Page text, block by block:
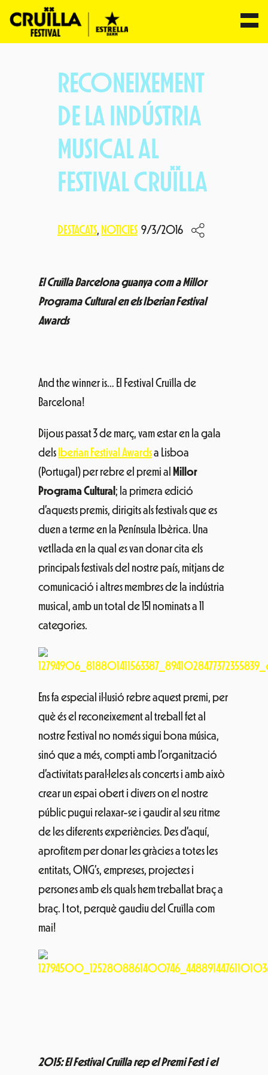
RECONEIXEMENT
DE LA INDÚSTRIA
MUSICAL AL
FESTIVAL CRUÏLLA
DESTACATS, NOTICIES 9/3/2016
El Cruïlla Barcelona guanya com a Millor
Programa Cultural en els Iberian Festival
Awards
And the winner is… El Festival Cruïlla de
Barcelona!
Dijous passat 3 de març, vam estar en la gala
dels Iberian Festival Awardsa Lisboa
(Portugal) per rebre el premi al Millor
Programa Cultural ; la primera edició
d’aquests premis, dirigits als festivals que es
duen a terme en la Península Ibèrica. Una
vetllada en la qual es van donar cita els
principals festivals del nostre país, mitjans de
comunicació i altres membres de la indústria
musical, amb un total de 151 nominats a 11
categories.
Ens fa especial il·lusió rebre aquest premi, per
què és el reconeixement al treball fet al
nostre Festival no només sigui bona música,
sinó que a més, compti amb l’organització
d’activitats paral·leles als concerts i amb això
crear un espai obert i divers on el nostre
públic pugui relaxar-se i gaudir al seu ritme
de les diferents experiències. Des d’aquí,
aprofitem per donar les gràcies a totes les
entitats, ONG’s, empreses, projectes i
persones amb els quals hem treballat braç a
braç. I tot, perquè gaudiu del Cruïlla com
mai!
2015: El Festival Cruïlla rep el Premi Fest i el